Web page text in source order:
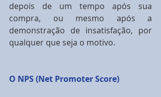
depois de um tempo após sua
compra, ou mesmo após a
demonstração de insatisfação, por
qualquer que seja o motivo.
O NPS (Net Promoter Score)